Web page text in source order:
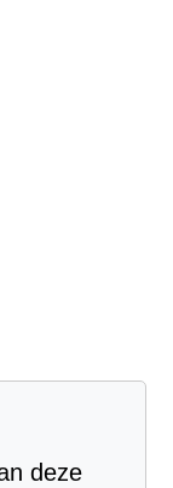
deze